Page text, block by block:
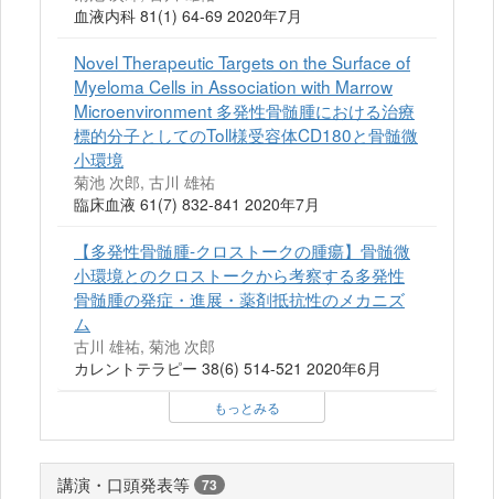
血液内科 81(1) 64-69 2020年7月
Novel Therapeutic Targets on the Surface of
Myeloma Cells in Association with Marrow
Microenvironment 多発性骨髄腫における治療
標的分子としてのToll様受容体CD180と骨髄微
小環境
菊池 次郎, 古川 雄祐
臨床血液 61(7) 832-841 2020年7月
【多発性骨髄腫-クロストークの腫瘍】骨髄微
小環境とのクロストークから考察する多発性
骨髄腫の発症・進展・薬剤抵抗性のメカニズ
ム
古川 雄祐, 菊池 次郎
カレントテラピー 38(6) 514-521 2020年6月
もっとみる
講演・口頭発表等 73